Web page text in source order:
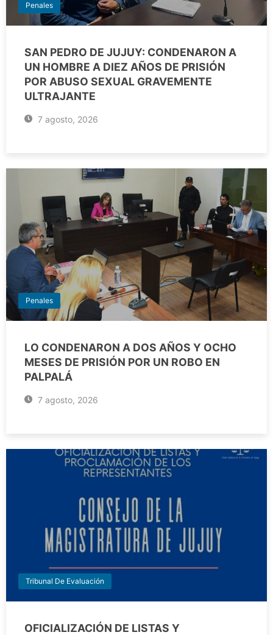
Penales
SAN PEDRO DE JUJUY: CONDENARON A
UN HOMBRE A DIEZ AÑOS DE PRISIÓN
POR ABUSO SEXUAL GRAVEMENTE
ULTRAJANTE
7 agosto, 2026
Penales
LO CONDENARON A DOS AÑOS Y OCHO
MESES DE PRISIÓN POR UN ROBO EN
PALPALÁ
7 agosto, 2026
Tribunal De Evaluación
OFICIALIZACIÓN DE LISTAS Y